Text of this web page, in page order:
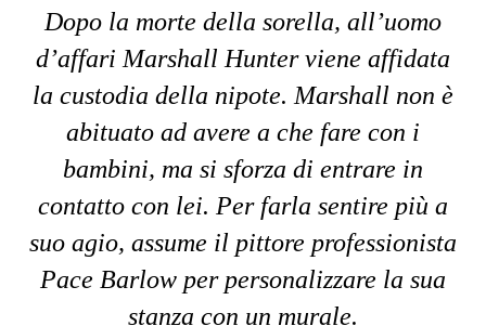
Dopo la morte della sorella, all’uomo
d’affari Marshall Hunter viene affidata
la custodia della nipote. Marshall non è
abituato ad avere a che fare con i
bambini, ma si sforza di entrare in
contatto con lei. Per farla sentire più a
suo agio, assume il pittore professionista
Pace Barlow per personalizzare la sua
stanza con un murale.